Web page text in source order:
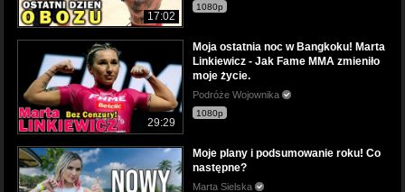
17:02
1080p
29:29
Moja ostatnia noc w Bangkoku! Marta
Linkiewicz - Jak Fame MMA zmieniło
moje życie.
Podróże Wojownika
1080p
Moje plany i podsumowanie roku! Co
następne?
Marta Sielska